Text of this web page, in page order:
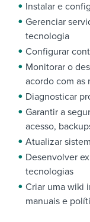
Instalar e
Gerenciar
tecnologia
Configurar
Monitorar o
acordo com as
Diagnosticar
Garantir a
acesso,
Atualizar
Desenvolver
tecnologias
Criar uma wiki
manuais e